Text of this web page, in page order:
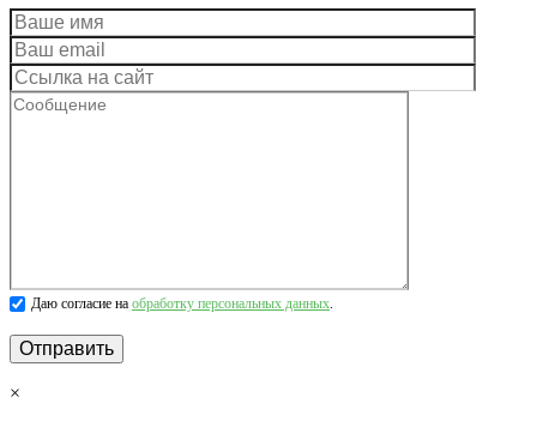
Даю согласие на обработку персональных данных.
×